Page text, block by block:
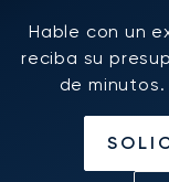
Hable con un
reciba su
de